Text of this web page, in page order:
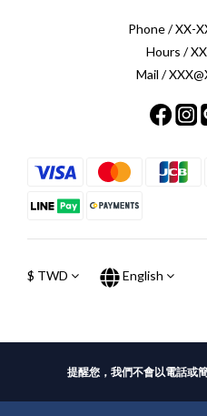
Phone / XX-
Hours /
Mail /
$ TWD English
提醒您，我們不會以電話或